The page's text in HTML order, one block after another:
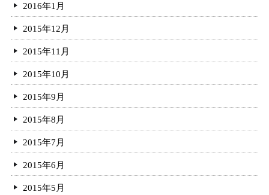
2016年1月
2015年12月
2015年11月
2015年10月
2015年9月
2015年8月
2015年7月
2015年6月
2015年5月